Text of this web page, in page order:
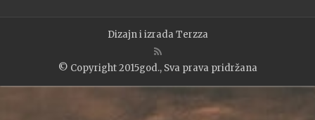
Dizajn i izradaTerzza
© Copyright 2015god., Sva prava pridržana